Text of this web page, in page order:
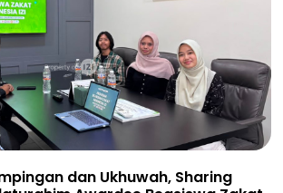
dan Ukhuwah, Sharing